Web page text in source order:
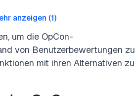
anzeigen (1)
um die OpCon-
von Benutzerbewertungen zu
mit ihren Alternativen zu